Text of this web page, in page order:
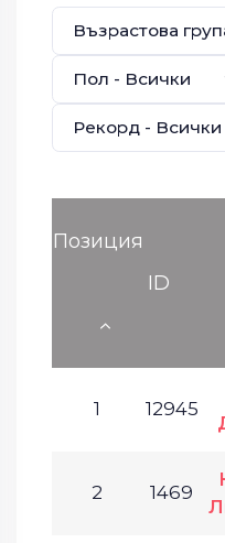
Позиция
ID
1 12945
2 1469